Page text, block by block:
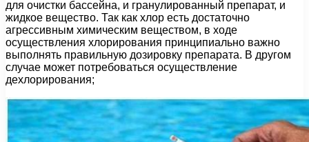
для очистки бассейна, и гранулированный препарат, и
жидкое вещество. Так как хлор есть достаточно
агрессивным химическим веществом, в ходе
осуществления хлорирования принципиально важно
выполнять правильную дозировку препарата. В другом
случае может потребоваться осуществление
дехлорирования;